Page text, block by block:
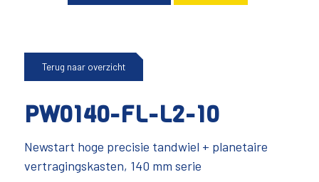
Terug naar overzicht
PW0140-FL-L2-10
Newstart hoge precisie tandwiel + planetaire
vertragingskasten, 140 mm serie